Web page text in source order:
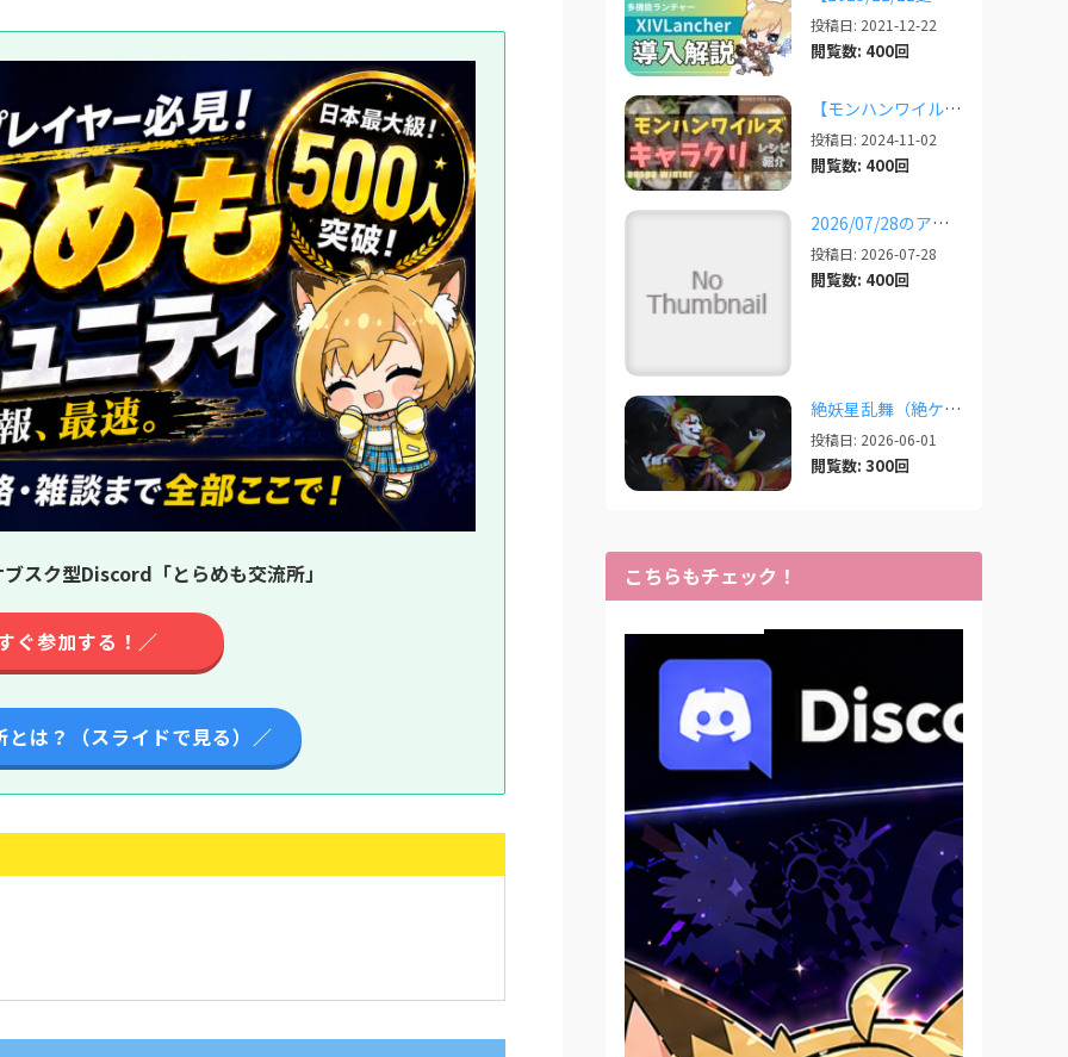
スク型Discord「とらめも交流所」
ぐ参加する！／
とは？（スライドで見る）／
投稿日: 2021-12-22
閲覧数: 400回
【モンハンワイルズ】美人・かわいいキャラクリレシピまとめ＋その他オススメの設定など
投稿日: 2024-11-02
閲覧数: 400回
2026/07/28のアプデ対応状況
投稿日: 2026-07-28
閲覧数: 400回
絶妖星乱舞（絶ケフカ）のSplatoonレイアウト・スクリプトまとめ
投稿日: 2026-06-01
閲覧数: 300回
こちらもチェック！